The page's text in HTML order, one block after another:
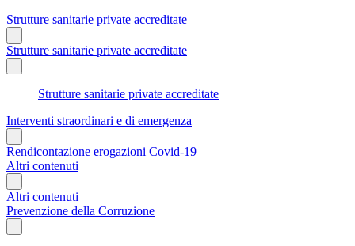
Strutture sanitarie private accreditate
Strutture sanitarie private accreditate
Strutture sanitarie private accreditate
Interventi straordinari e di emergenza
Rendicontazione erogazioni Covid-19
Altri contenuti
Altri contenuti
Prevenzione della Corruzione